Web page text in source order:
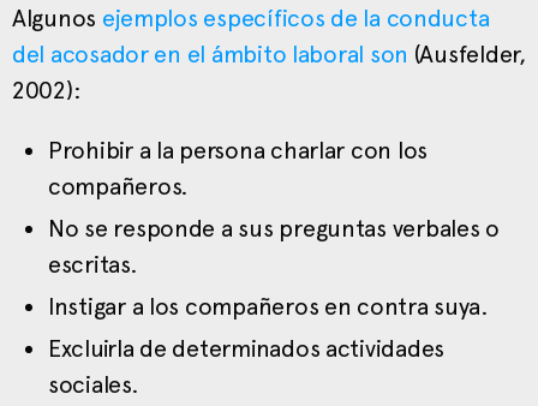
Algunos ejemplos específicos de la conducta
del acosador en el ámbito laboral son (Ausfelder,
2002):
Prohibir a la persona charlar con los
compañeros.
No se responde a sus preguntas verbales o
escritas.
Instigar a los compañeros en contra suya.
Excluirla de determinados actividades
sociales.